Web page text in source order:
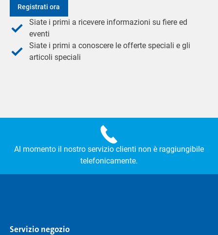
Registrati ora
Siate i primi a ricevere informazioni su fiere ed
eventi
Siate i primi a conoscere le offerte speciali e gli
articoli speciali
Al momento il nostro servizio clienti non è raggiungibile
telefonicamente.
Servizio negozio